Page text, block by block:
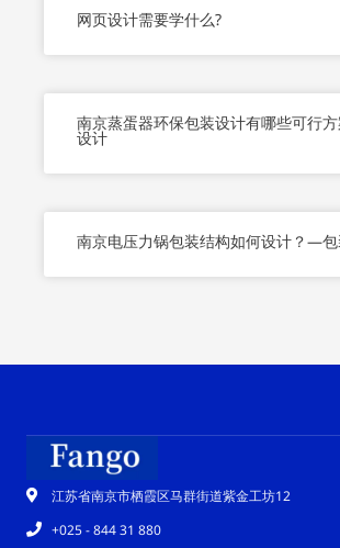
网页设计需要学什么?
南京蒸蛋器环保包装设计有哪些可行
设计
南京电压力锅包装结构如何设计？—
江苏省南京市栖霞区马群街道紫金工坊12
+025 - 844 31 880